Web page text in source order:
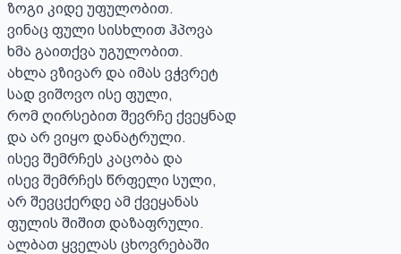
ზოგი კიდე უფულობით.
ვინაც ფული სისხლით ჰპოვა
ხმა გაითქვა უგულობით.
ახლა ვზივარ და იმას ვჭვრეტ
სად ვიშოვო ისე ფული,
რომ ღირსებით შევრჩე ქვეყნად
და არ ვიყო დანატრული.
ისევ შემრჩეს კაცობა და
ისევ შემრჩეს წრფელი სული,
არ შევცქერდე ამ ქვეყანას
ფულის შიშით დაზაფრული.
ალბათ ყველას ცხოვრებაში